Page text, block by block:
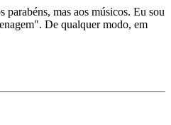
parabéns, mas aos músicos. Eu sou
De qualquer modo, em